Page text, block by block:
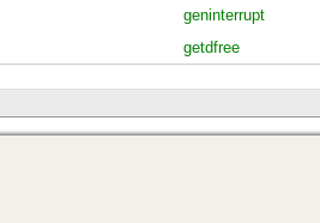
geninterrupt
getdfree